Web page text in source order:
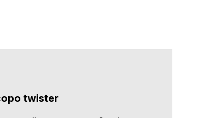
twister